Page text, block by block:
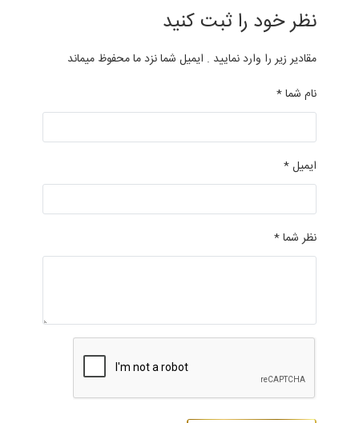
نظر خود را ثبت کنید
مقادیر زیر را وارد نمایید . ایمیل شما نزد ما محفوظ میماند
نام شما *
ایمیل *
نظر شما *